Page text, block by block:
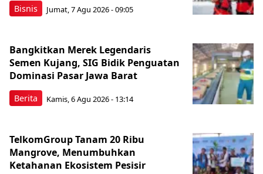
Bisnis Jumat, 7 Agu 2026 - 09:05
Berita
Bangkitkan Merek Legendaris
Semen Kujang, SIG Bidik Penguatan
Dominasi Pasar Jawa Barat
Kamis, 6 Agu 2026 - 13:14
TelkomGroup Tanam 20 Ribu
Mangrove, Menumbuhkan
Ketahanan Ekosistem Pesisir